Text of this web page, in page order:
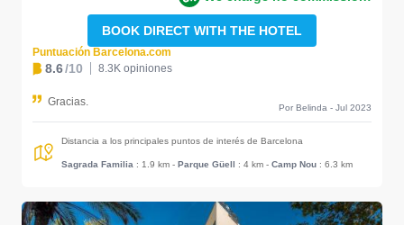
BOOK DIRECT WITH THE HOTEL
Puntuación Barcelona.com
8.6/10 8.3K opiniones
Gracias. Por Belinda - Jul 2023
Distancia a los principales puntos de interés de Barcelona
Sagrada Familia : 1.9 km - Parque Güell : 4 km - Camp Nou : 6.3 km